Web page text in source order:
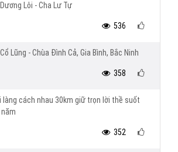
Lôi - Cha Lư Tự
536
Lũng - Chùa Đình Cả, Gia Bình, Bắc Ninh
358
làng cách nhau 30km giữ trọn lời thề suốt
352